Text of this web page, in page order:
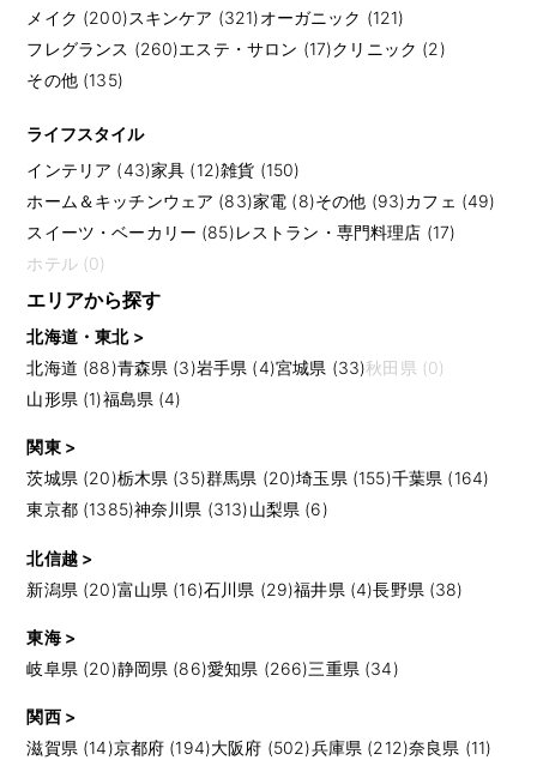
メイク (200)スキンケア (321)オーガニック (121)
フレグランス (260)エステ・サロン (17)クリニック (2)
その他 (135)
ライフスタイル
インテリア (43)家具 (12)雑貨 (150)
ホーム＆キッチンウェア (83)家電 (8)その他 (93)カフェ (49)
スイーツ・ベーカリー (85)レストラン・専門料理店 (17)
ホテル (0)
エリアから探す
北海道・東北 >
北海道 (88)青森県 (3)岩手県 (4)宮城県 (33)秋田県 (0)
山形県 (1)福島県 (4)
関東 >
茨城県 (20)栃木県 (35)群馬県 (20)埼玉県 (155)千葉県 (164)
東京都 (1385)神奈川県 (313)山梨県 (6)
北信越 >
新潟県 (20)富山県 (16)石川県 (29)福井県 (4)長野県 (38)
東海 >
岐阜県 (20)静岡県 (86)愛知県 (266)三重県 (34)
関西 >
滋賀県 (14)京都府 (194)大阪府 (502)兵庫県 (212)奈良県 (11)